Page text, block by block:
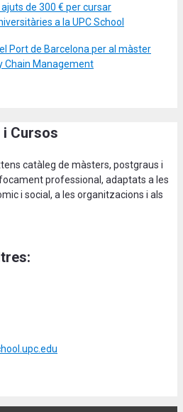
de 300 € per cursar
a la UPC School
Port de Barcelona per al màster
Chain Management
Cursos
catàleg de màsters, postgraus i
professional, adaptats a les
i social, a les organitzacions i als